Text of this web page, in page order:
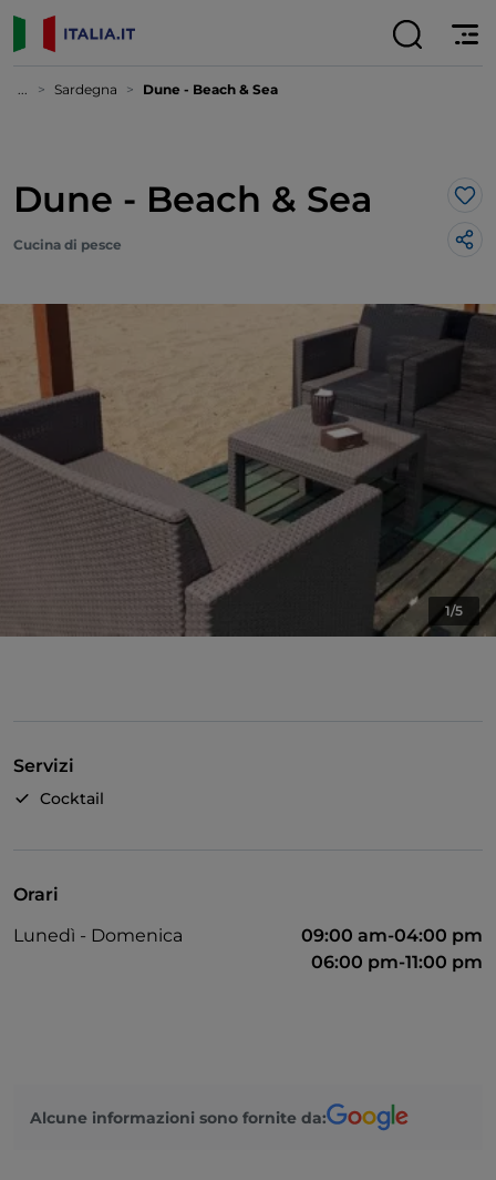
... Sardegna Dune - Beach & Sea
Dune - Beach & Sea
Cucina di pesce
1/5
Servizi
Cocktail
Orari
Lunedì - Domenica
09:00 am-04:00 pm
06:00 pm-11:00 pm
Alcune informazioni sono fornite da: